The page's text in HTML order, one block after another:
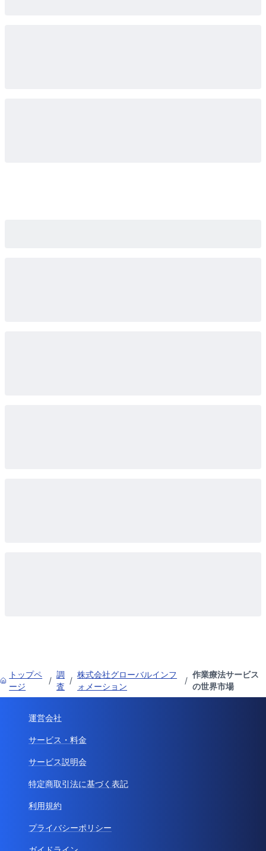
トップペ
ージ
/
調
査
/
株式会社グローバルインフ
ォメーション
/
作業療法サービス
の世界市場
運営会社
サービス・料金
サービス説明会
特定商取引法に基づく表記
利用規約
プライバシーポリシー